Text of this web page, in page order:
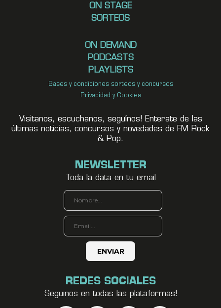
ON STAGE
SORTEOS
ON DEMAND
PODCASTS
PLAYLISTS
Bases y condiciones sorteos y concursos
Privacidad y Cookies
Visitanos, escuchanos, seguínos! Enterate de las
últimas noticias, concursos y novedades de FM Rock
& Pop.
NEWSLETTER
Toda la data en tu email
REDES SOCIALES
Seguinos en todas las plataformas!